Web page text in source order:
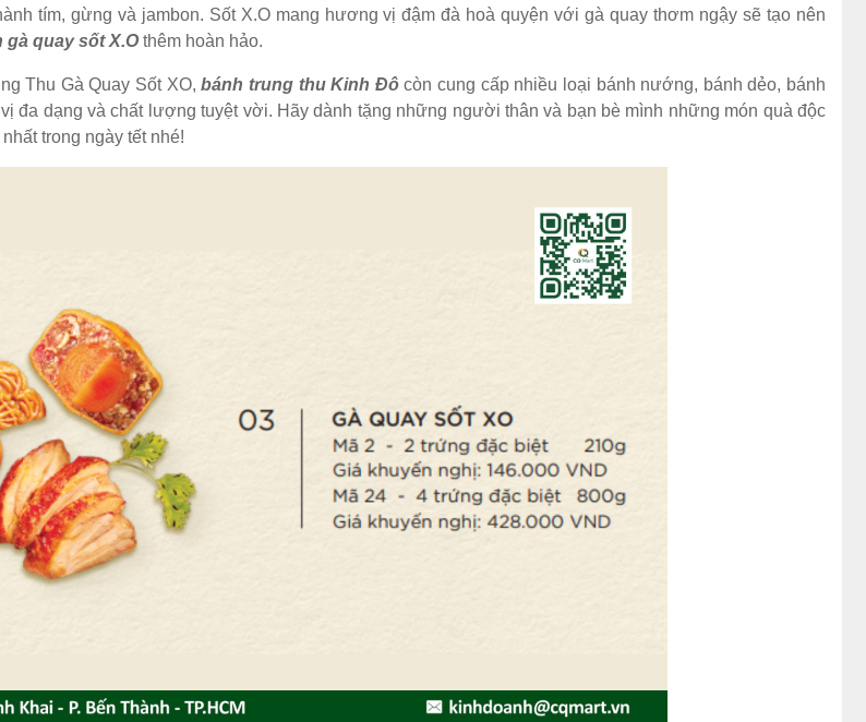
tím, gừng và jambon. Sốt X.O mang hương vị đậm đà hoà quyện với gà quay thơm ngậy sẽ tạo nên
quay sốt X.O thêm hoàn hảo.
Thu Gà Quay Sốt XO,bánh trung thu Kinh Đôcòn cung cấp nhiều loại bánh nướng, bánh dẻo, bánh
đa dạng và chất lượng tuyệt vời. Hãy dành tặng những người thân và bạn bè mình những món quà độc
trong ngày tết nhé!